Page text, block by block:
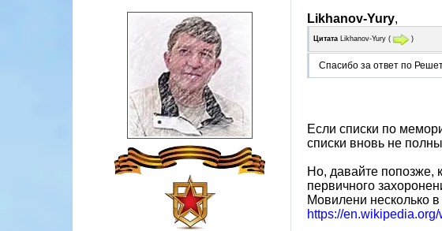
Likhanov-Yury,
Цитата Likhanov-Yury ( )
Спасибо за ответ по
Если списки по
списки вновь не
Но, давайте попозже,
первичного
Мовилени несколько
https://